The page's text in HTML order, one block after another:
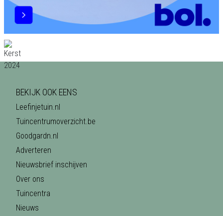
BEKIJK OOK EENS
Leefinjetuin.nl
Tuincentrumoverzicht.be
Goodgardn.nl
Adverteren
Nieuwsbrief inschijven
Over ons
Tuincentra
Nieuws